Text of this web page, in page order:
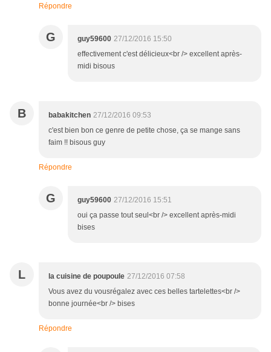
Répondre
G guy59600 27/12/2016 15:50
effectivement c'est délicieux<br /> excellent après-
midi bisous
B babakitchen 27/12/2016 09:53
c'est bien bon ce genre de petite chose, ça se mange sans
faim !! bisous guy
Répondre
G guy59600 27/12/2016 15:51
oui ça passe tout seul<br /> excellent après-midi
bises
L la cuisine de poupoule 27/12/2016 07:58
Vous avez du vousrégalez avec ces belles tartelettes<br />
bonne journée<br /> bises
Répondre